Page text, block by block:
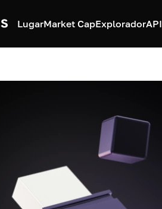
LugarMarket CapExploradorAPI